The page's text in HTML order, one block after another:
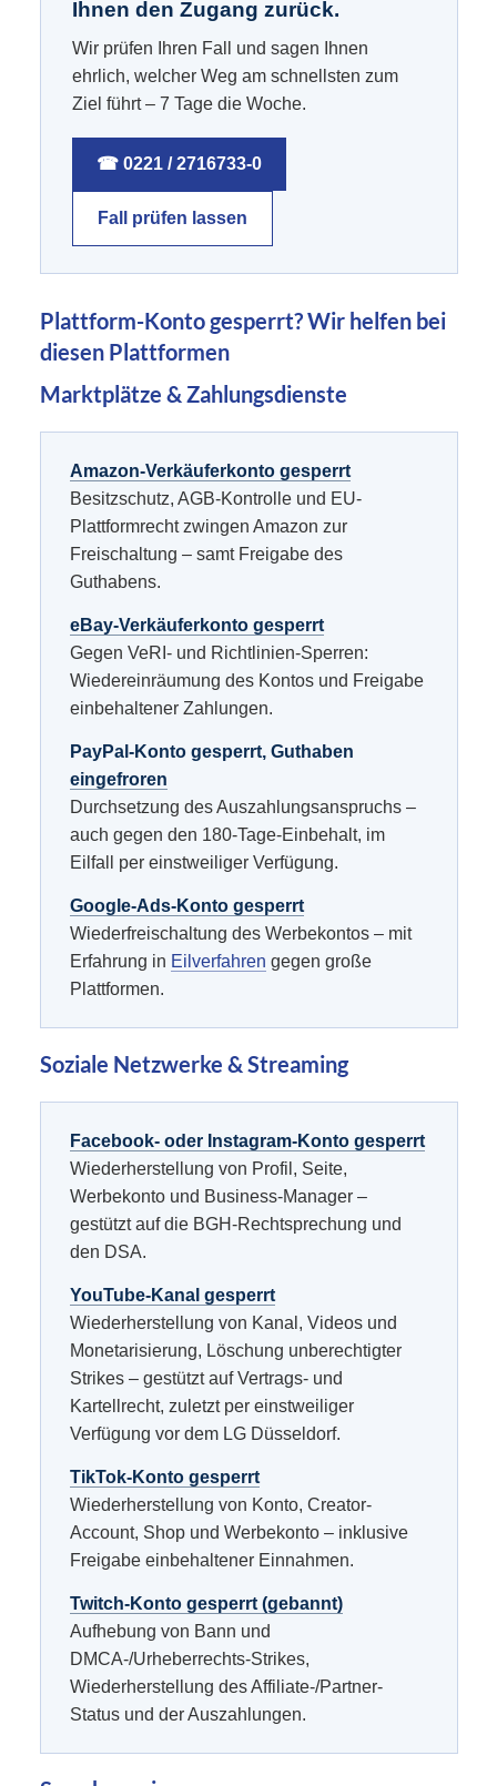
Ihnen den Zugang zurück.
Wir prüfen Ihren Fall und sagen Ihnen
ehrlich, welcher Weg am schnellsten zum
Ziel führt – 7 Tage die Woche.
☎ 0221 / 2716733-0
Fall prüfen lassen
Plattform-Konto gesperrt? Wir helfen bei
diesen Plattformen
Marktplätze & Zahlungsdienste
Amazon-Verkäuferkonto gesperrt
Besitzschutz, AGB-Kontrolle und EU-
Plattformrecht zwingen Amazon zur
Freischaltung – samt Freigabe des
Guthabens.
eBay-Verkäuferkonto gesperrt
Gegen VeRI- und Richtlinien-Sperren:
Wiedereinräumung des Kontos und Freigabe
einbehaltener Zahlungen.
PayPal-Konto gesperrt, Guthaben
eingefroren
Durchsetzung des Auszahlungsanspruchs –
auch gegen den 180-Tage-Einbehalt, im
Eilfall per einstweiliger Verfügung.
Google-Ads-Konto gesperrt
Wiederfreischaltung des Werbekontos – mit
Erfahrung in Eilverfahren gegen große
Plattformen.
Soziale Netzwerke & Streaming
Facebook- oder Instagram-Konto gesperrt
Wiederherstellung von Profil, Seite,
Werbekonto und Business-Manager –
gestützt auf die BGH-Rechtsprechung und
den DSA.
YouTube-Kanal gesperrt
Wiederherstellung von Kanal, Videos und
Monetarisierung, Löschung unberechtigter
Strikes – gestützt auf Vertrags- und
Kartellrecht, zuletzt per einstweiliger
Verfügung vor dem LG Düsseldorf.
TikTok-Konto gesperrt
Wiederherstellung von Konto, Creator-
Account, Shop und Werbekonto – inklusive
Freigabe einbehaltener Einnahmen.
Twitch-Konto gesperrt (gebannt)
Aufhebung von Bann und
DMCA-/Urheberrechts-Strikes,
Wiederherstellung des Affiliate-/Partner-
Status und der Auszahlungen.